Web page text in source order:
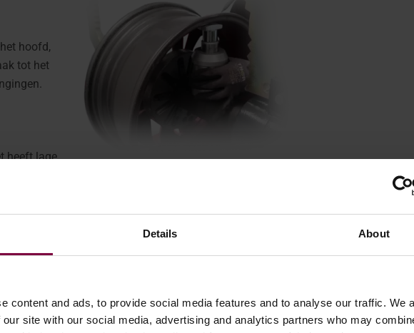
Details About
content and ads, to provide social media features and to analyse our traffic. We
site with our social media, advertising and analytics partners who may
hoofd,
tot het
heeft lage
klantverwachtingen.
- Wat gebeurt er stap voor stap met